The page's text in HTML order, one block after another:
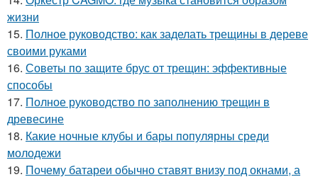
жизни
15. Полное руководство: как заделать трещины в дереве
своими руками
16. Советы по защите брус от трещин: эффективные
способы
17. Полное руководство по заполнению трещин в
древесине
18. Какие ночные клубы и бары популярны среди
молодежи
19. Почему батареи обычно ставят внизу под окнами, а